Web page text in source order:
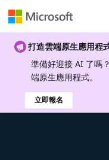
打造雲端原生應用程
準備好迎接 AI 了嗎
端原生應用程式。
立即報名